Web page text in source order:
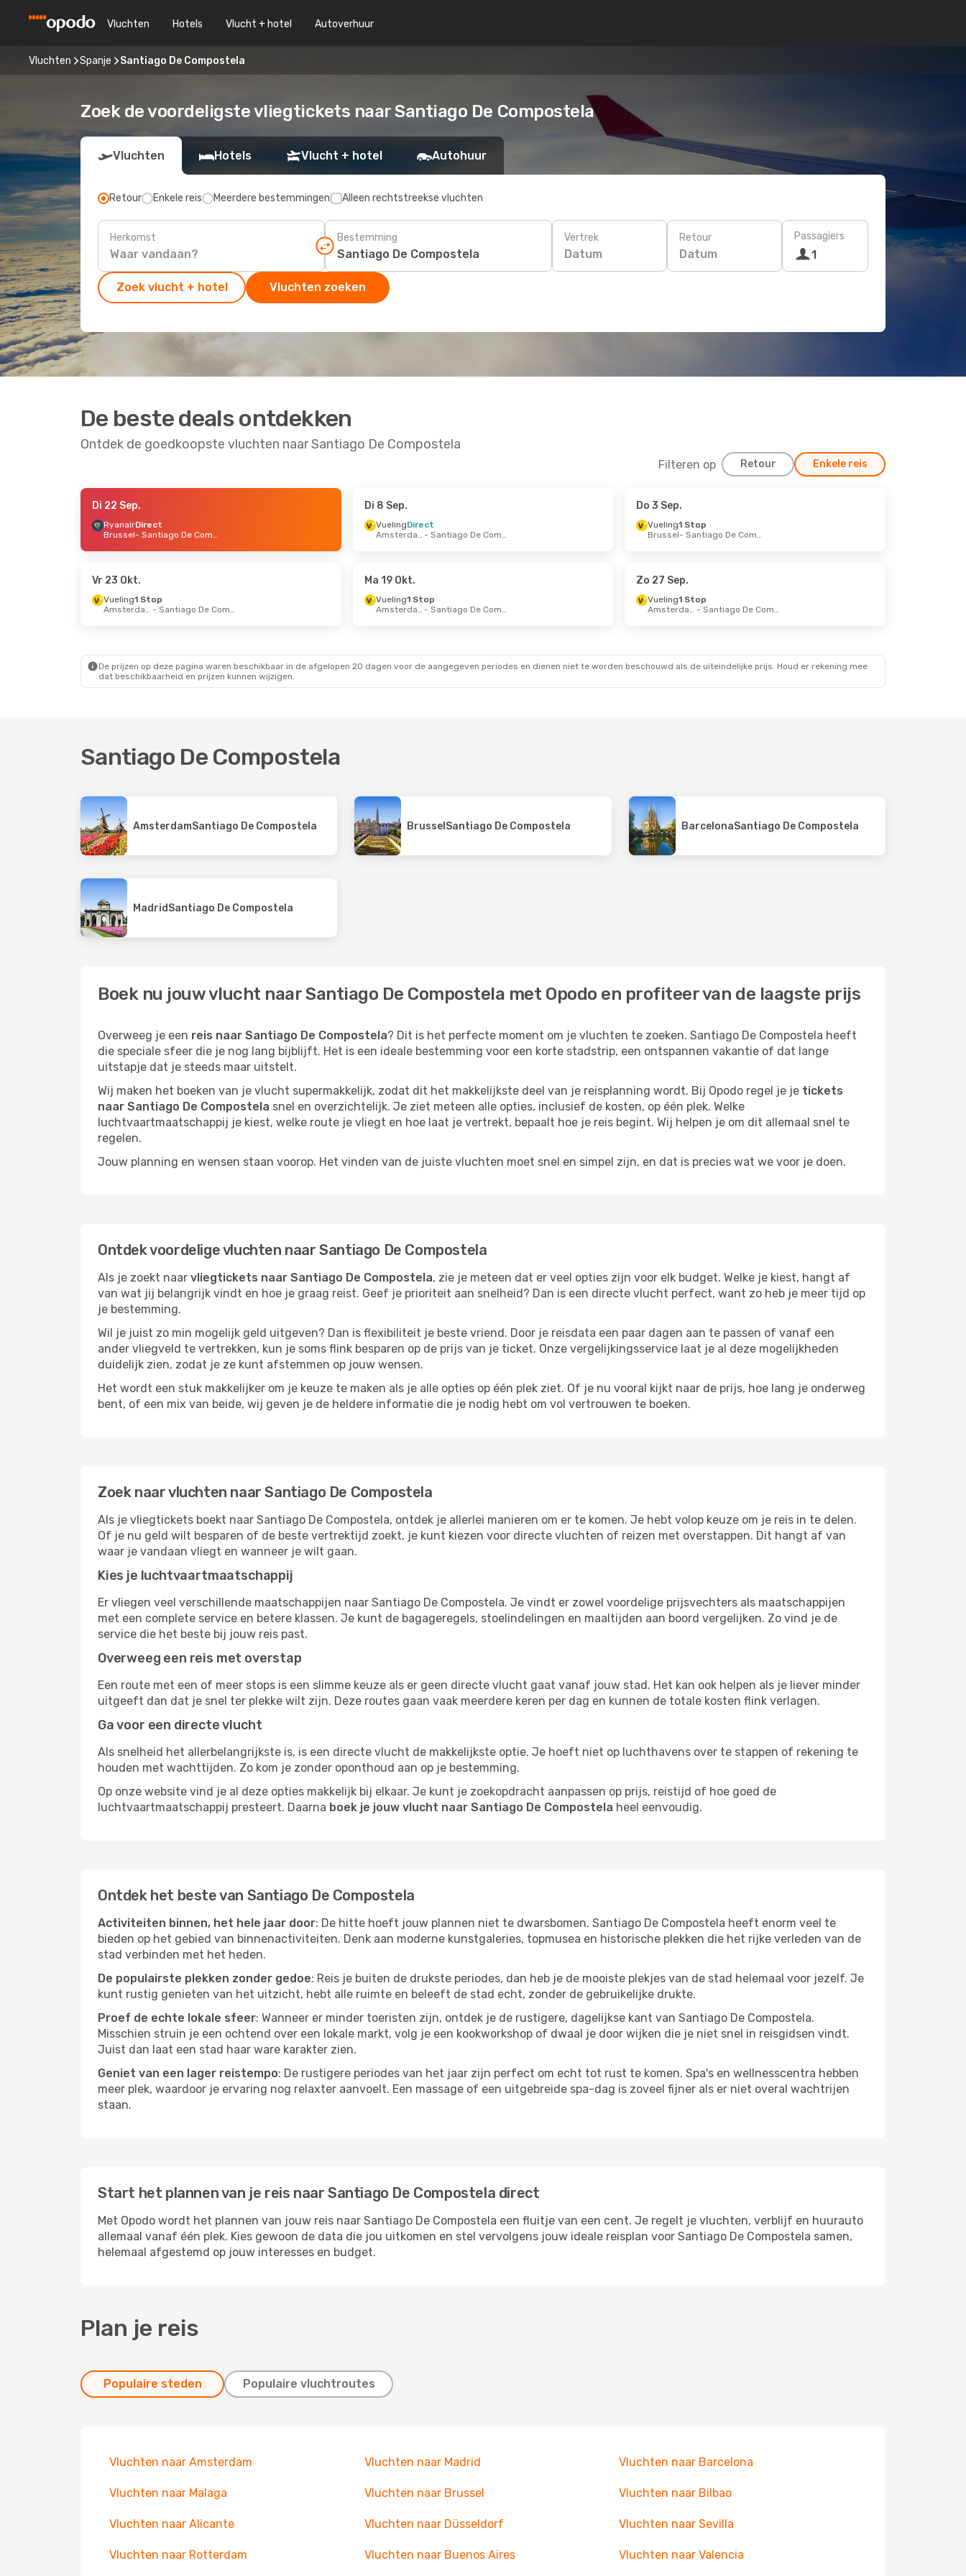
Vluchten Hotels Vlucht + hotel Autoverhuur
Vluchten Spanje Santiago De Compostela
Zoek de voordeligste vliegtickets naar Santiago De Compostela
Vluchten Hotels Vlucht + hotel Autohuur
Retour Enkele reis Meerdere bestemmingen Alleen rechtstreekse vluchten
Herkomst Bestemming Vertrek
Datum
Retour
Datum
Passagiers
1
Zoek vlucht + hotel Vluchten zoeken
De beste deals ontdekken
Ontdek de goedkoopste vluchten naar Santiago De Compostela
Filteren op Retour Enkele reis
- Za 26 Sep. - Za 31 Okt. - Vr 9 Okt.
- Ma 14 Sep.
- Parijs
- Za 29 Aug.
- Brussel
- Do 22 Okt.
- Brussel
Di 22 Sep.
RyanairDirect
Brussel
- Santiago De Compostela
Di 8 Sep.
VuelingDirect
Amsterdam
- Santiago De Compostela
Do 3 Sep.
Vueling1 Stop
Brussel
- Santiago De Compostela
Vr 23 Okt.
Vueling1 Stop
Amsterdam
- Santiago De Compostela
Ma 19 Okt.
Vueling1 Stop
Amsterdam
- Santiago De Compostela
Zo 27 Sep.
Vueling1 Stop
Amsterdam
- Santiago De Compostela
De prijzen op deze pagina waren beschikbaar in de afgelopen 20 dagen voor de aangegeven periodes en dienen niet te worden beschouwd als de uiteindelijke prijs. Houd er rekening mee
dat beschikbaarheid en prijzen kunnen wijzigen.
Santiago De Compostela
AmsterdamSantiago De Compostela Brussel Santiago De Compostela BarcelonaSantiago De Compostela
MadridSantiago De Compostela
Boek nu jouw vlucht naar Santiago De Compostela met Opodo en profiteer van de laagste prijs
Overweeg je een reis naar Santiago De Compostela? Dit is het perfecte moment om je vluchten te zoeken. Santiago De Compostela heeft
die speciale sfeer die je nog lang bijblijft. Het is een ideale bestemming voor een korte stadstrip, een ontspannen vakantie of dat lange
uitstapje dat je steeds maar uitstelt.
Wij maken het boeken van je vlucht supermakkelijk, zodat dit het makkelijkste deel van je reisplanning wordt. Bij Opodo regel je je tickets
naar Santiago De Compostela snel en overzichtelijk. Je ziet meteen alle opties, inclusief de kosten, op één plek. Welke
luchtvaartmaatschappij je kiest, welke route je vliegt en hoe laat je vertrekt, bepaalt hoe je reis begint. Wij helpen je om dit allemaal snel te
regelen.
Jouw planning en wensen staan voorop. Het vinden van de juiste vluchten moet snel en simpel zijn, en dat is precies wat we voor je doen.
Ontdek voordelige vluchten naar Santiago De Compostela
Als je zoekt naar vliegtickets naar Santiago De Compostela, zie je meteen dat er veel opties zijn voor elk budget. Welke je kiest, hangt af
van wat jij belangrijk vindt en hoe je graag reist. Geef je prioriteit aan snelheid? Dan is een directe vlucht perfect, want zo heb je meer tijd op
je bestemming.
Wil je juist zo min mogelijk geld uitgeven? Dan is flexibiliteit je beste vriend. Door je reisdata een paar dagen aan te passen of vanaf een
ander vliegveld te vertrekken, kun je soms flink besparen op de prijs van je ticket. Onze vergelijkingsservice laat je al deze mogelijkheden
duidelijk zien, zodat je ze kunt afstemmen op jouw wensen.
Het wordt een stuk makkelijker om je keuze te maken als je alle opties op één plek ziet. Of je nu vooral kijkt naar de prijs, hoe lang je onderweg
bent, of een mix van beide, wij geven je de heldere informatie die je nodig hebt om vol vertrouwen te boeken.
Zoek naar vluchten naar Santiago De Compostela
Als je vliegtickets boekt naar Santiago De Compostela, ontdek je allerlei manieren om er te komen. Je hebt volop keuze om je reis in te delen.
Of je nu geld wilt besparen of de beste vertrektijd zoekt, je kunt kiezen voor directe vluchten of reizen met overstappen. Dit hangt af van
waar je vandaan vliegt en wanneer je wilt gaan.
Kies je luchtvaartmaatschappij
Er vliegen veel verschillende maatschappijen naar Santiago De Compostela. Je vindt er zowel voordelige prijsvechters als maatschappijen
met een complete service en betere klassen. Je kunt de bagageregels, stoelindelingen en maaltijden aan boord vergelijken. Zo vind je de
service die het beste bij jouw reis past.
Overweeg een reis met overstap
Een route met een of meer stops is een slimme keuze als er geen directe vlucht gaat vanaf jouw stad. Het kan ook helpen als je liever minder
uitgeeft dan dat je snel ter plekke wilt zijn. Deze routes gaan vaak meerdere keren per dag en kunnen de totale kosten flink verlagen.
Ga voor een directe vlucht
Als snelheid het allerbelangrijkste is, is een directe vlucht de makkelijkste optie. Je hoeft niet op luchthavens over te stappen of rekening te
houden met wachttijden. Zo kom je zonder oponthoud aan op je bestemming.
Op onze website vind je al deze opties makkelijk bij elkaar. Je kunt je zoekopdracht aanpassen op prijs, reistijd of hoe goed de
luchtvaartmaatschappij presteert. Daarna boek je jouw vlucht naar Santiago De Compostela heel eenvoudig.
Ontdek het beste van Santiago De Compostela
Activiteiten binnen, het hele jaar door: De hitte hoeft jouw plannen niet te dwarsbomen. Santiago De Compostela heeft enorm veel te
bieden op het gebied van binnenactiviteiten. Denk aan moderne kunstgaleries, topmusea en historische plekken die het rijke verleden van de
stad verbinden met het heden.
De populairste plekken zonder gedoe: Reis je buiten de drukste periodes, dan heb je de mooiste plekjes van de stad helemaal voor jezelf. Je
kunt rustig genieten van het uitzicht, hebt alle ruimte en beleeft de stad echt, zonder de gebruikelijke drukte.
Proef de echte lokale sfeer: Wanneer er minder toeristen zijn, ontdek je de rustigere, dagelijkse kant van Santiago De Compostela.
Misschien struin je een ochtend over een lokale markt, volg je een kookworkshop of dwaal je door wijken die je niet snel in reisgidsen vindt.
Juist dan laat een stad haar ware karakter zien.
Geniet van een lager reistempo: De rustigere periodes van het jaar zijn perfect om echt tot rust te komen. Spa's en wellnesscentra hebben
meer plek, waardoor je ervaring nog relaxter aanvoelt. Een massage of een uitgebreide spa-dag is zoveel fijner als er niet overal wachtrijen
staan.
Start het plannen van je reis naar Santiago De Compostela direct
Met Opodo wordt het plannen van jouw reis naar Santiago De Compostela een fluitje van een cent. Je regelt je vluchten, verblijf en huurauto
allemaal vanaf één plek. Kies gewoon de data die jou uitkomen en stel vervolgens jouw ideale reisplan voor Santiago De Compostela samen,
helemaal afgestemd op jouw interesses en budget.
Plan je reis
Populaire steden Populaire vluchtroutes
Vluchten naar Amsterdam Vluchten naar Madrid Vluchten naar Barcelona
Vluchten naar Malaga Vluchten naar Brussel Vluchten naar Bilbao
Vluchten naar Alicante Vluchten naar Düsseldorf Vluchten naar Sevilla
Vluchten naar Rotterdam Vluchten naar Buenos Aires Vluchten naar Valencia